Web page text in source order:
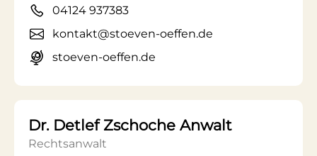
04124 937383
kontakt@stoeven-oeffen.de
stoeven-oeffen.de
Dr. Detlef Zschoche Anwalt
Rechtsanwalt